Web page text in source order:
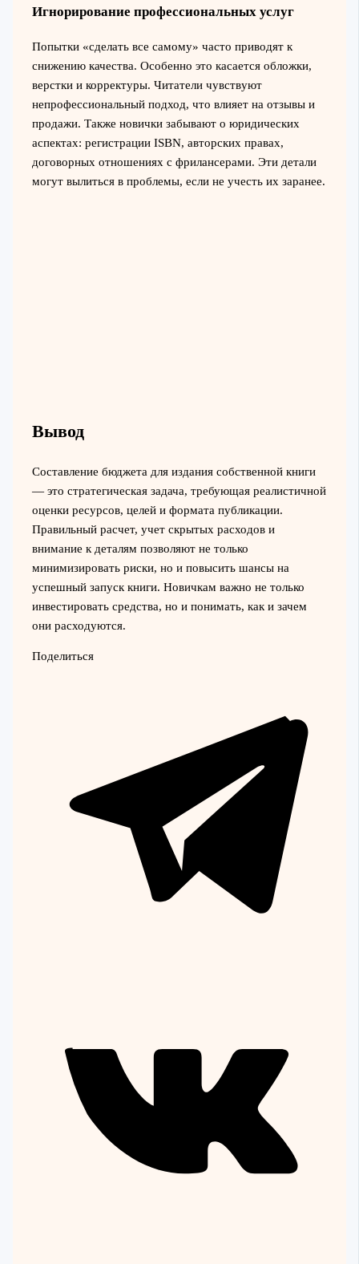
Игнорирование профессиональных услуг
Попытки «сделать все самому» часто приводят к
снижению качества. Особенно это касается обложки,
верстки и корректуры. Читатели чувствуют
непрофессиональный подход, что влияет на отзывы и
продажи. Также новички забывают о юридических
аспектах: регистрации ISBN, авторских правах,
договорных отношениях с фрилансерами. Эти детали
могут вылиться в проблемы, если не учесть их заранее.
Вывод
Составление бюджета для издания собственной книги
— это стратегическая задача, требующая реалистичной
оценки ресурсов, целей и формата публикации.
Правильный расчет, учет скрытых расходов и
внимание к деталям позволяют не только
минимизировать риски, но и повысить шансы на
успешный запуск книги. Новичкам важно не только
инвестировать средства, но и понимать, как и зачем
они расходуются.
Поделиться